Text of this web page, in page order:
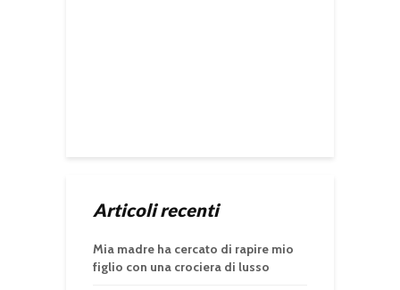
Articoli recenti
Mia madre ha cercato di rapire mio
figlio con una crociera di lusso